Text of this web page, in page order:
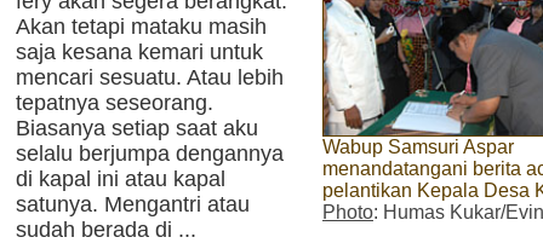
Akan tetapi mataku masih
saja kesana kemari untuk
mencari sesuatu. Atau lebih
tepatnya seseorang.
Biasanya setiap saat aku
selalu berjumpa dengannya
di kapal ini atau kapal
satunya. Mengantri atau
sudah berada di ...
Wabup Samsuri Aspar
menandatangani berita
pelantikan Kepala Desa
Photo: Humas Kukar/Evin